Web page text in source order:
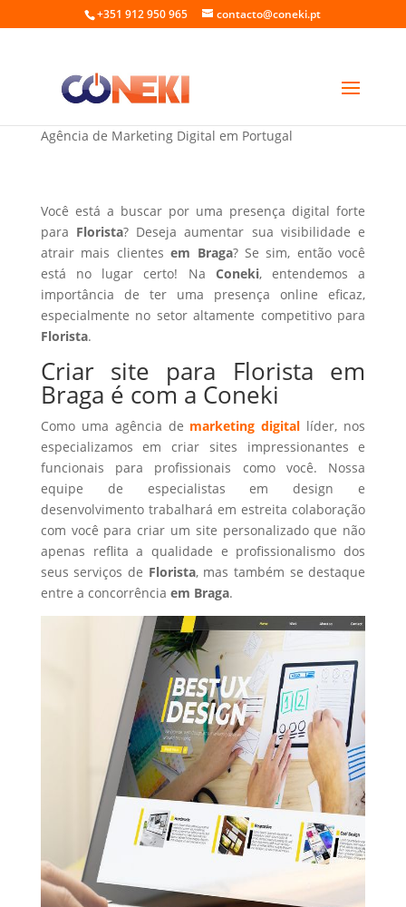
+351 912 950 965 contacto@coneki.pt
Criar site para Florista em Braga
Agência de Marketing Digital em Portugal
Você está a buscar por uma presença digital forte
para Florista? Deseja aumentar sua visibilidade e
atrair mais clientesem Braga? Se sim, então você
está no lugar certo! Na Coneki, entendemos a
importância de ter uma presença online eficaz,
especialmente no setor altamente competitivo para
Florista.
Criar site para Florista em
Braga é com a Coneki
Como uma agência de marketing digital líder, nos
especializamos em criar sites impressionantes e
funcionais para profissionais como você. Nossa
equipe de especialistas em design e
desenvolvimento trabalhará em estreita colaboração
com você para criar um site personalizado que não
apenas reflita a qualidade e profissionalismo dos
seus serviços de Florista, mas também se destaque
entre a concorrência em Braga.